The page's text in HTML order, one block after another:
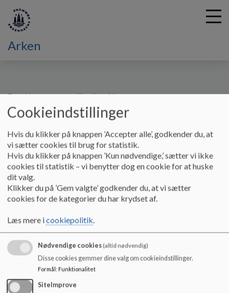
å
o
Arken
Forældre hos os Nye forældre
Nye forældre
Når I får tilbudt en plads hos os, sender vi jer et velkomstbrev
med en invitation til vores første møde, hvor vi taler om,
hvordan den første tid her hos os kommer til at være. Vi vil
rigtig gerne høre om jeres barn og jeres familie, for eksempel
jeres barns sove- og spisevaner, så vi kan planlægge en
Det er en god idé at afsætte cirka 14 dage til indkøring både
for vuggestuebørn og børnehavebørn. I starten er det rigtig
godt, hvis jeres barn kan få nogle korte dage, selvom det går
godt. Vi har nemlig erfaring med, at børnene på den måde
mere og glæder sig til at komme igen.
Cookieindstillinger
Hvis du klikker på knappen ’Accepter alle’, godkender du, at
vi sætter cookies til brug for statistik.
Hvis du klikker på knappen ’Kun nødvendige,’ sætter vi ikke
cookies til statistik – vi benytter dog en cookie for at huske
dit valg.
Klikker du på ’Gem valgte’ godkender du, at vi sætter
cookies for de kategorier du har krydset af.
Læs mere icookiepolitik.
Nødvendige cookies(altid nødvendig)
Disse cookies gemmer dine valg om cookieindstillinger.
Formål: Funktionalitet
SiteImprove